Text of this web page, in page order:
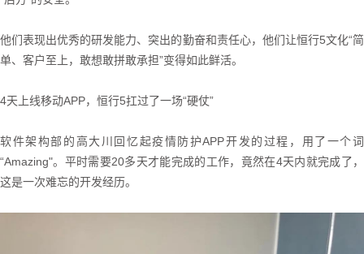
他们表现出优秀的研发能力、突出的勤奋和责任心，他们让恒行5文化“简
单、客户至上，敢想敢拼敢承担”变得如此鲜活。
4天上线移动APP，恒行5扛过了一场“硬仗”
软件架构部的高大川回忆起疫情防护APP开发的过程，用了一个词
“Amazing"。平时需要20多天才能完成的工作，竟然在4天内就完成了，
这是一次难忘的开发经历。